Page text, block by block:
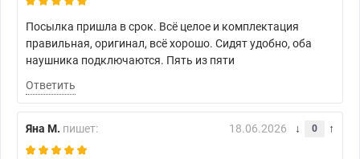
Посылка пришла в срок. Всё целое и комплектация
правильная, оригинал, всё хорошо. Сидят удобно, оба
наушника подключаются. Пять из пяти
Ответить
Яна М. пишет: 18.06.2026 0